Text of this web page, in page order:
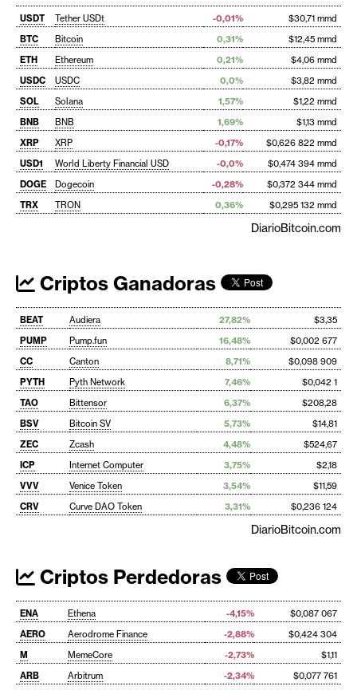
USDT Tether USDt -0,01%
$30,71 mmd
BTC
Bitcoin 0,31%
$12,45 mmd
ETH
Ethereum 0,21%
$4,06 mmd
USDC
USDC 0,0%
$3,82 mmd
SOL
Solana 1,57%
$1,22 mmd
BNB
BNB 1,69%
$1,13 mmd
XRP
XRP -0,17%
$0,626 822 mmd
USD1
World Liberty Financial USD -0,0%
$0,474 394 mmd
DOGE
Dogecoin -0,28%
$0,372 344 mmd
TRX
TRON 0,36% $0,295 132 mmd
DiarioBitcoin.com
Criptos Ganadoras
BEAT Audiera 27,82%
$3,35
PUMP
Pump.fun 16,48%
$0,002 677
CC
Canton 8,71%
$0,098 909
PYTH
Pyth Network 7,46%
$0,042 1
TAO
Bittensor 6,37%
$208,28
BSV
Bitcoin SV 5,73%
$14,81
ZEC
Zcash 4,48%
$524,67
ICP
Internet Computer 3,75%
$2,18
VVV
Venice Token 3,54%
$11,59
CRV
Curve DAO Token 3,31% $0,236 124
DiarioBitcoin.com
Criptos Perdedoras
ENA Ethena -4,15%
$0,087 067
AERO
Aerodrome Finance -2,88%
$0,424 304
M
MemeCore -2,73%
$1,11
ARB
Arbitrum -2,34% $0,077 761